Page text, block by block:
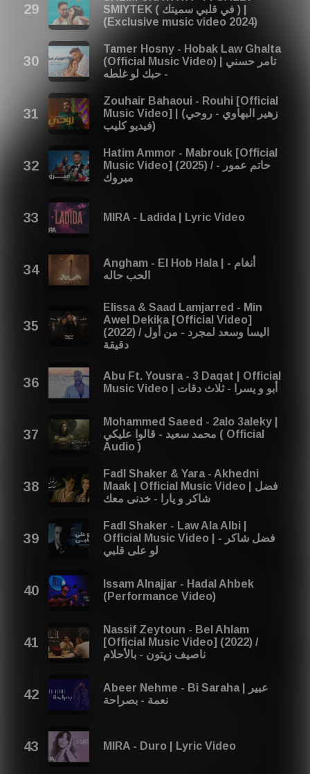
SMIYTEK ( في قلبي سميتك ) |
(Exclusive music video 2024)
Tamer Hosny - Hobak Law Ghalta
(Official Music Video) | تامر حسني
- حبك لو غلطه
Zouhair Bahaoui - Rouhi [Official
Music Video] | (زهير البهاوي - روحي
(فيديو كليب
Hatim Ammor - Mabrouk [Official
Music Video] (2025) / حاتم عمور -
مبروك
MIRA - Ladida | Lyric Video
Angham - El Hob Hala | أنغام -
الحب حاله
Elissa & Saad Lamjarred - Min
Awel Dekika [Official Video]
(2022) / اليسا وسعد لمجرد - من أول
دقيقة
Abu Ft. Yousra - 3 Daqat | Official
Music Video | أبو و يسرا - ثلاث دقات
Mohammed Saeed - 2alo 3aleky |
محمد سعيد - قالوا عليكي ( Official
Audio )
Fadl Shaker & Yara - Akhedni
Maak | Official Music Video | فضل
شاكر و يارا - خدنى معك
Fadl Shaker - Law Ala Albi |
Official Music Video | فضل شاكر -
لو على قلبي
Issam Alnajjar - Hadal Ahbek
(Performance Video)
Nassif Zeytoun - Bel Ahlam
[Official Music Video] (2022) /
ناصيف زيتون - بالأحلام
Abeer Nehme - Bi Saraha | عبير
نعمة - بصراحة
MIRA - Duro | Lyric Video